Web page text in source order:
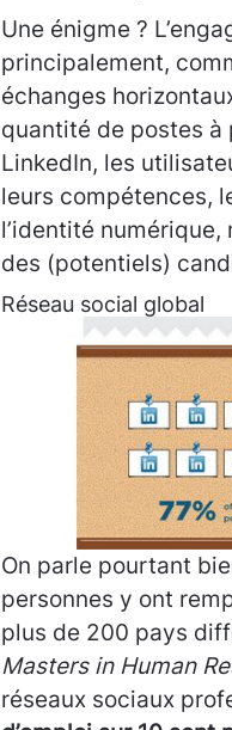
Une énigme ?
principalement,
échanges
quantité de postes à
LinkedIn, les
leurs compétences,
l’identité
des (potentiels)
Réseau social global
On parle pourtant
personnes y ont
plus de 200 pays
Masters in Human
réseaux sociaux